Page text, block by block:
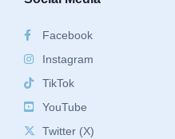
Facebook
Instagram
TikTok
YouTube
Twitter (X)